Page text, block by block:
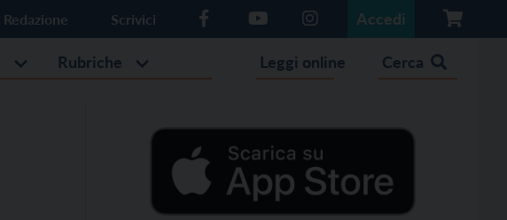
Redazione Scrivici Accedi
Rubriche Leggi online Cerca